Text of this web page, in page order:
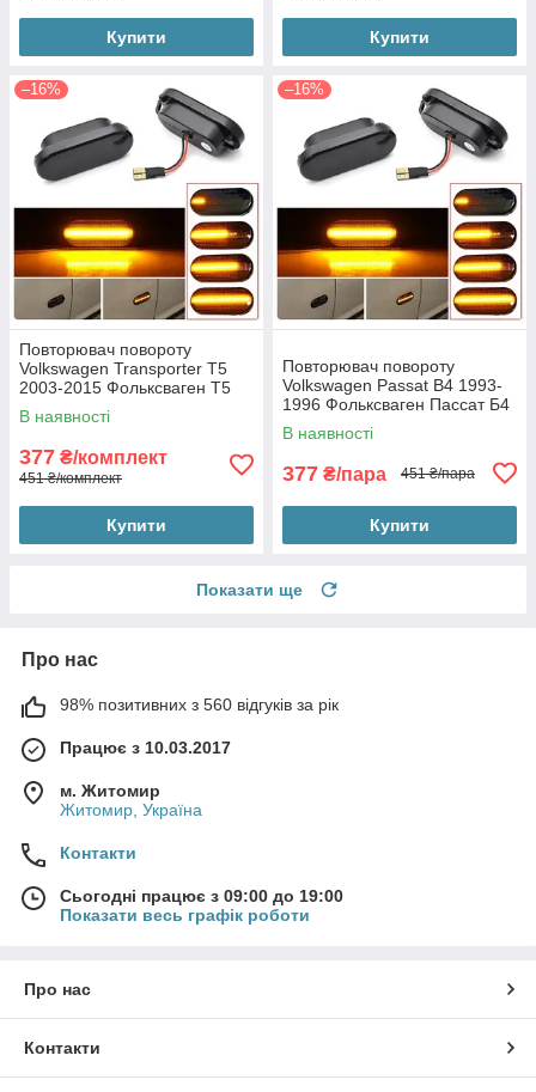
Купити Купити
–16%
Повторювач повороту
Volkswagen Transporter T5
2003-2015 Фольксваген Т5
Мультіван/Каравелла (2шт
динамічні чорні ЛЕД)
В наявності
377 ₴/комплект
451 ₴/комплект
Купити
–16%
Повторювач повороту
Volkswagen Passat B4 1993-
1996 Фольксваген Пассат Б4
(2шт динамічні чорні ЛЕД)
В наявності
377 ₴/пара 451 ₴/пара
Купити
Показати ще
Про нас
98% позитивних з 560 відгуків за рік
Працює з 10.03.2017
м. Житомир
Житомир, Україна
Контакти
Сьогодні працює з 09:00 до 19:00
Показати весь графік роботи
Про нас
Контакти